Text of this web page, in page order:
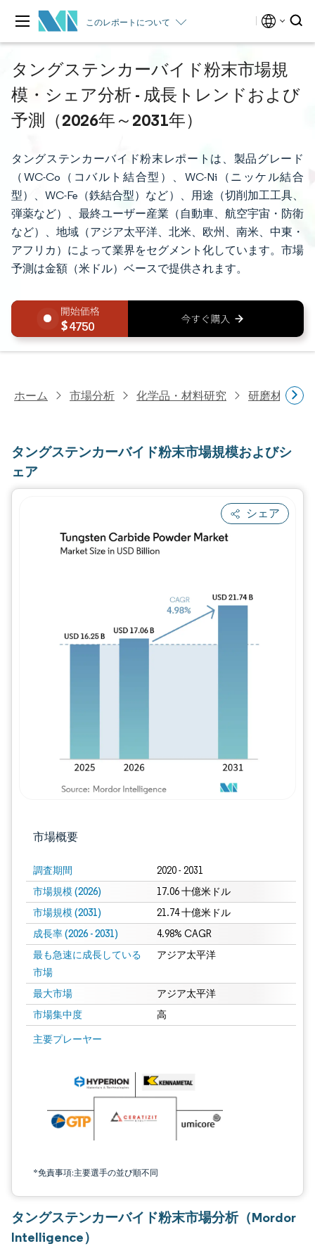
このレポートについて
タングステンカーバイド粉末市場規
模・シェア分析 - 成長トレンドおよび
予測（2026年～2031年）
タングステンカーバイド粉末レポートは、製品グレード
（WC-Co（コバルト結合型）、WC-Ni（ニッケル結合
型）、WC-Fe（鉄結合型）など）、用途（切削加工工具、
弾薬など）、最終ユーザー産業（自動車、航空宇宙・防衛
など）、地域（アジア太平洋、北米、欧州、南米、中東・
アフリカ）によって業界をセグメント化しています。市場
予測は金額（米ドル）ベースで提供されます。
4750
ホーム 市場分析 化学品・材料研究 研磨材研究
タングステンカーバイド粉末市場規模およびシ
ェア
シェア
市場概要
調査期間 2020 - 2031
市場規模 (2026) 17.06 十億米ドル
市場規模 (2031) 21.74 十億米ドル
成長率 (2026 - 2031) 4.98% CAGR
最も急速に成長している
市場
アジア太平洋
最大市場 アジア太平洋
市場集中度 高
主要プレーヤー
*免責事項:主要選手の並び順不同
画像 © Mordor Intelligence。再利用にはCC BY 4.0の表示が必要です。
タングステンカーバイド粉末市場分析（Mordor
Intelligence）